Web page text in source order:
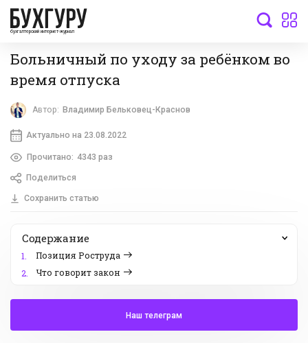
бухгалтерский интернет-журнал
Больничный по уходу за ребёнком во
время отпуска
Автор: Владимир Бельковец-Краснов
Актуально на 23.08.2022
Прочитано: 4343 раз
Поделиться
Сохранить статью
Содержание
1.
Позиция Роструда
2.
Что говорит закон
Наш телеграм